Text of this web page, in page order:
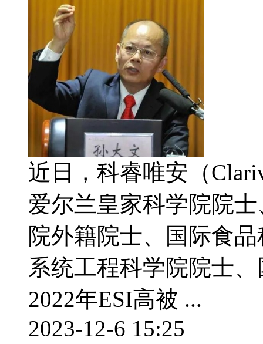
近日，科睿唯安（
爱尔兰皇家科学院院
院外籍院士、国际食
系统工程科学院院士
2022年ESI高被 ...
2023-12-6 15:25